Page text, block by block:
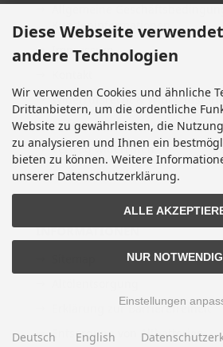
Allgemeine
Kundeninformationen
Impressum
Widerrufsrecht &
Lieferzeit
Vertrag widerrufen
Cookie Einstellungen
INFORMATIONEN
Erklärung zur Barrierefreiheit
Entsorgung von Altbatterien
Diese Webseite
andere Technologien
Wir verwenden Cookies und ähnliche
Drittanbietern, um die ordentliche
Website zu gewährleisten, die
zu analysieren und Ihnen ein
bieten zu können. Weitere
unserer Datenschutzerklärung.
ALLE
NUR
Einstellungen
Deutsch English